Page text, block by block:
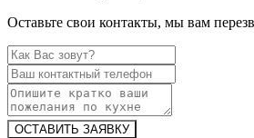
Оставьте свои контакты, мы вам